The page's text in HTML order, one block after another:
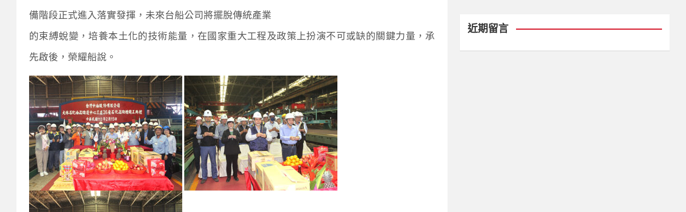
備階段正式進入落實發揮，未來台船公司將擺脫傳統產業
的束縛蛻變，培養本土化的技術能量，在國家重大工程及政策上扮演不可或缺的關鍵力量，承
先啟後，榮耀船說。
近期留言